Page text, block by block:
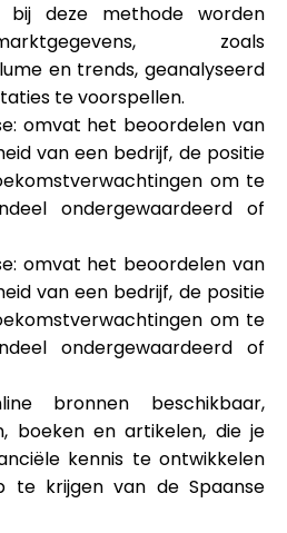
bij deze methode worden
zoals
en trends, geanalyseerd
te voorspellen.
omvat het beoordelen van
van een bedrijf, de positie
om te
ondergewaardeerd of
omvat het beoordelen van
van een bedrijf, de positie
om te
ondergewaardeerd of
bronnen beschikbaar,
boeken en artikelen, die je
kennis te ontwikkelen
krijgen van de Spaanse